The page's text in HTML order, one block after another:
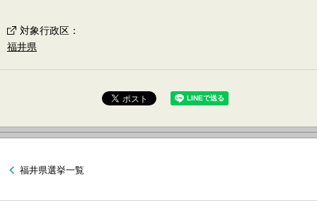
対象行政区 ：
福井県
福井県選挙一覧